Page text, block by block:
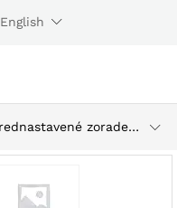
English
Prednastavené zoradenie